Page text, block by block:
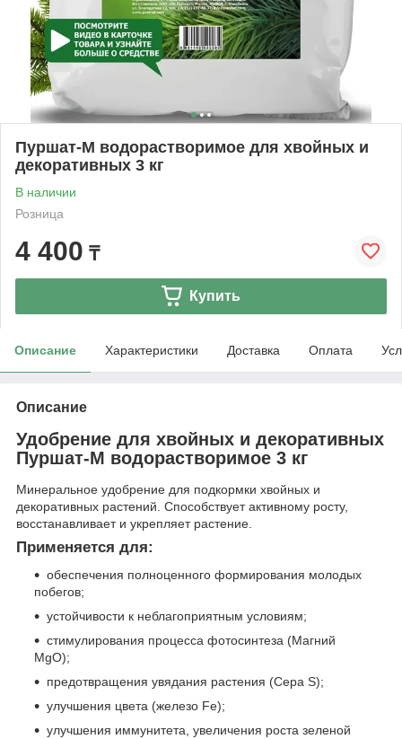
Пуршат-М водорастворимое для хвойных и
декоративных 3 кг
В наличии
Розница
4 400 ₸
Купить
Описание Характеристики Доставка Оплата
Описание
Удобрение для хвойных и декоративных
Пуршат-М водорастворимое 3 кг
Минеральное удобрение для подкормки хвойных и
декоративных растений. Способствует активному росту,
восстанавливает и укрепляет растение.
Применяется для:
обеспечения полноценного формирования молодых
побегов;
устойчивости к неблагоприятным условиям;
стимулирования процесса фотосинтеза (Магний
MgO);
предотвращения увядания растения (Сера S);
улучшения цвета (железо Fe);
улучшения иммунитета, увеличения роста зеленой